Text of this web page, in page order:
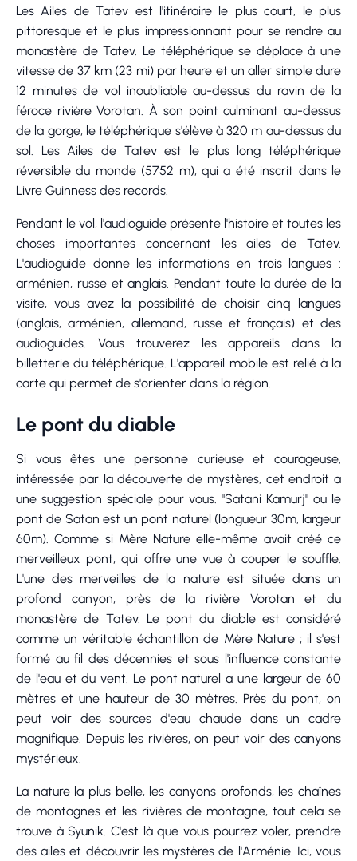
Les Ailes de Tatev est l'itinéraire le plus court, le plus
pittoresque et le plus impressionnant pour se rendre au
monastère de Tatev. Le téléphérique se déplace à une
vitesse de 37 km (23 mi) par heure et un aller simple dure
12 minutes de vol inoubliable au-dessus du ravin de la
féroce rivière Vorotan. À son point culminant au-dessus
de la gorge, le téléphérique s'élève à 320 m au-dessus du
sol. Les Ailes de Tatev est le plus long téléphérique
réversible du monde (5752 m), qui a été inscrit dans le
Livre Guinness des records.
Pendant le vol, l'audioguide présente l'histoire et toutes les
choses importantes concernant les ailes de Tatev.
L'audioguide donne les informations en trois langues :
arménien, russe et anglais. Pendant toute la durée de la
visite, vous avez la possibilité de choisir cinq langues
(anglais, arménien, allemand, russe et français) et des
audioguides. Vous trouverez les appareils dans la
billetterie du téléphérique. L'appareil mobile est relié à la
carte qui permet de s'orienter dans la région.
Le pont du diable
Si vous êtes une personne curieuse et courageuse,
intéressée par la découverte de mystères, cet endroit a
une suggestion spéciale pour vous. "Satani Kamurj" ou le
pont de Satan est un pont naturel (longueur 30m, largeur
60m). Comme si Mère Nature elle-même avait créé ce
merveilleux pont, qui offre une vue à couper le souffle.
L'une des merveilles de la nature est située dans un
profond canyon, près de la rivière Vorotan et du
monastère de Tatev. Le pont du diable est considéré
comme un véritable échantillon de Mère Nature ; il s'est
formé au fil des décennies et sous l'influence constante
de l'eau et du vent. Le pont naturel a une largeur de 60
mètres et une hauteur de 30 mètres. Près du pont, on
peut voir des sources d'eau chaude dans un cadre
magnifique. Depuis les rivières, on peut voir des canyons
mystérieux.
La nature la plus belle, les canyons profonds, les chaînes
de montagnes et les rivières de montagne, tout cela se
trouve à Syunik. C'est là que vous pourrez voler, prendre
des ailes et découvrir les mystères de l'Arménie. Ici, vous